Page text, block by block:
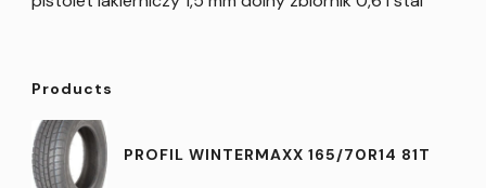
Products
PROFIL WINTERMAXX 165/70R14 81T